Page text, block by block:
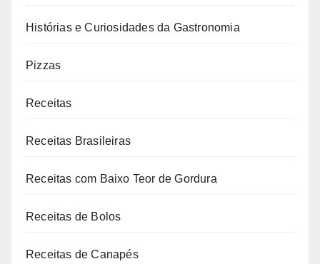
Histórias e Curiosidades da Gastronomia
Pizzas
Receitas
Receitas Brasileiras
Receitas com Baixo Teor de Gordura
Receitas de Bolos
Receitas de Canapés